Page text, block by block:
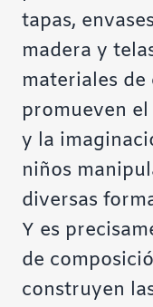
tapas,
madera y
materiales
promueven
y la
niños
diversas
Y es
de
construyen